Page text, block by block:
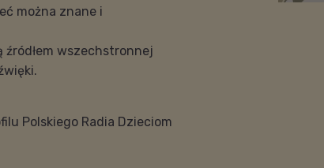
można znane i
źródłem wszechstronnej
Polskiego Radia Dzieciom